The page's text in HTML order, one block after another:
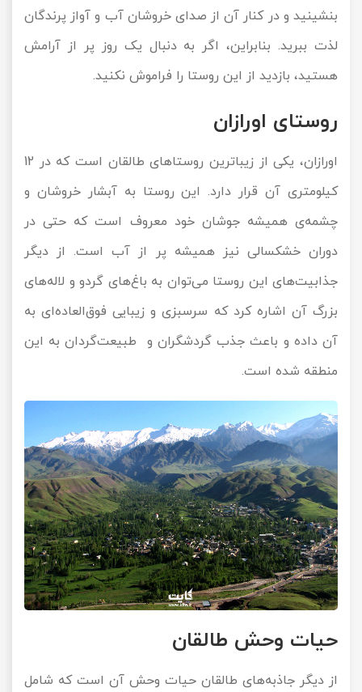
بنشینید و در کنار آن از صدای خروشان آب‌ و آواز پرندگان
لذت ببرید. بنابراین، اگر به دنبال یک روز پر از آرامش
هستید، بازدید از این روستا را فراموش نکنید.
روستای اورازان
اورازان، یکی از زیباترین روستاهای طالقان است که در 12
کیلومتری آن قرار دارد. این روستا به آبشار خروشان و
چشمه‌ی همیشه جوشان خود معروف است که حتی در
دوران خشکسالی نیز همیشه پر از آب است. از دیگر
جذابیت‌های این روستا می‌توان به باغ‌های گردو و لاله‌های
بزرگ آن اشاره کرد که سرسبزی و زیبایی فوق‌العاده‌ای به
آن داده و باعث جذب گردشگران و طبیعت‌گردان به این
منطقه شده است.
حیات وحش طالقان
از دیگر جاذبه‌های طالقان حیات وحش آن است که شامل